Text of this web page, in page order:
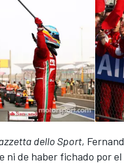
dello Sport,
ni de haber fichado por